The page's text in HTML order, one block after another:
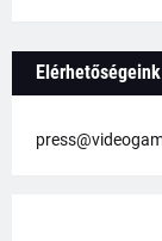
Elérhetőségeink